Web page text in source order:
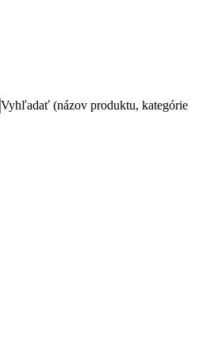
Vyhľadať (názov produktu, kategórie